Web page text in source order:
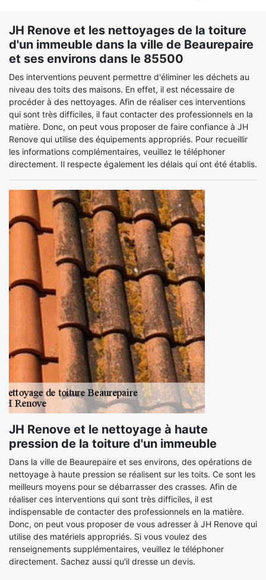
JH Renove et les nettoyages de la toiture
d'un immeuble dans la ville de Beaurepaire
et ses environs dans le 85500
Des interventions peuvent permettre d'éliminer les déchets au
niveau des toits des maisons. En effet, il est nécessaire de
procéder à des nettoyages. Afin de réaliser ces interventions
qui sont très difficiles, il faut contacter des professionnels en la
matière. Donc, on peut vous proposer de faire confiance à JH
Renove qui utilise des équipements appropriés. Pour recueillir
les informations complémentaires, veuillez le téléphoner
directement. Il respecte également les délais qui ont été établis.
JH Renove et le nettoyage à haute
pression de la toiture d'un immeuble
Dans la ville de Beaurepaire et ses environs, des opérations de
nettoyage à haute pression se réalisent sur les toits. Ce sont les
meilleurs moyens pour se débarrasser des crasses. Afin de
réaliser ces interventions qui sont très difficiles, il est
indispensable de contacter des professionnels en la matière.
Donc, on peut vous proposer de vous adresser à JH Renove qui
utilise des matériels appropriés. Si vous voulez des
renseignements supplémentaires, veuillez le téléphoner
directement. Sachez aussi qu'il dresse un devis.